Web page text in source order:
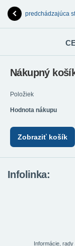
predchádzajúca
Nákupný
Položiek
Hodnota nákupu
Zobraziť košík
Infolinka:
Informácie,